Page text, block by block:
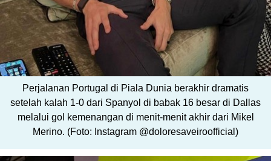
Perjalanan Portugal di Piala Dunia berakhir dramatis
setelah kalah 1-0 dari Spanyol di babak 16 besar di Dallas
melalui gol kemenangan di menit-menit akhir dari Mikel
Merino. (Foto: Instagram @doloresaveiroofficial)